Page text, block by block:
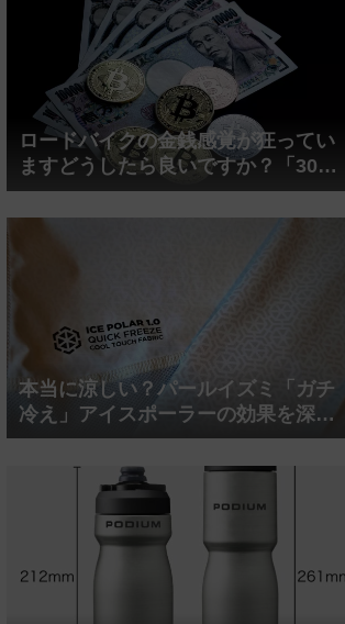
作の...
ロードバイクの金銭感覚が狂ってい
ますどうしたら良いですか？「30万
円は安い」の正体
本当に涼しい？パールイズミ「ガチ
冷え」アイスポーラーの効果を深部
体温計COREで測ってみた